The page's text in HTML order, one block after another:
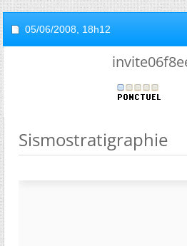
05/06/2008, 18h12
Sismostratigraphie